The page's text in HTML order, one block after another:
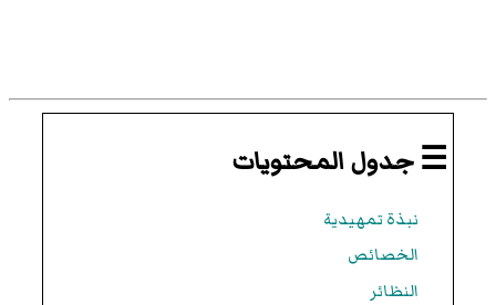
☰ جدول المحتويات
نبذة تمهيدية
الخصائص
النظائر